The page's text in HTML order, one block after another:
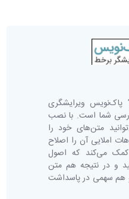
ویرایشگری
شما است. با نصب
متن‌های خود را
املایی آن را اصلاح
می‌کند که اصول
و در نتیجه هم متن
و هم سهمی در پاسداشت